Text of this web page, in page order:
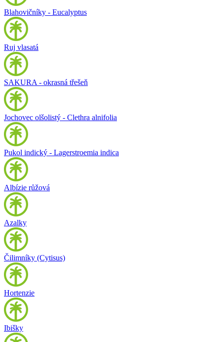
Blahovičníky - Eucalyptus
Ruj vlasatá
SAKURA - okrasná třešeň
Jochovec olšolistý - Clethra alnifolia
Pukol indický - Lagerstroemia indica
Albízie růžová
Azalky
Čilimníky (Cytisus)
Hortenzie
Ibišky